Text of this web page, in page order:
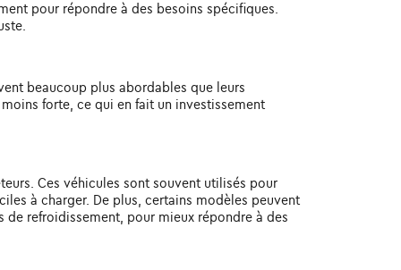
pour répondre à des besoins spécifiques.
beaucoup plus abordables que leurs
forte, ce qui en fait un investissement
Ces véhicules sont souvent utilisés pour
à charger. De plus, certains modèles peuvent
refroidissement, pour mieux répondre à des